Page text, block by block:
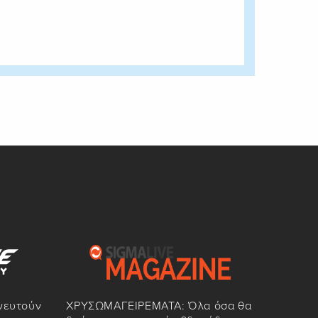
ΧΡΥΣΩΜΑΓΕΙΡΕΜΑΤΑ: Όλα όσα θα